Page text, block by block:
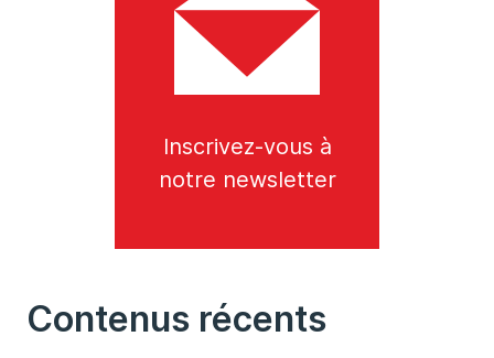
Inscrivez-vous à
notre newsletter
Contenus récents